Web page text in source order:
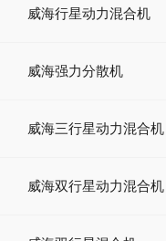
威海行星动力混合机
威海强力分散机
威海三行星动力混合机
威海双行星动力混合机